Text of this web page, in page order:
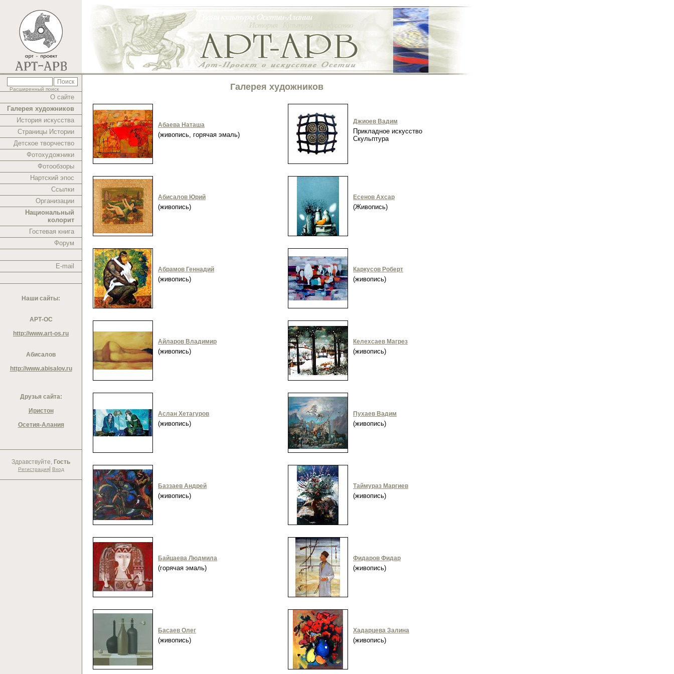
Расширенный поиск
О сайте
Галерея художников
История искусства
Страницы Истории
Детское творчество
Фотохудожники
Фотообзоры
Нартский эпос
Ссылки
Организации
Национальный
колорит
Гостевая книга
Форум
E-mail
Наши сайты:
АРТ-ОС
http://www.art-os.ru
Абисалов
http://www.abisalov.ru
Друзья сайта:
Иристон
Осетия-Алания
Здравствуйте, Гость
Регистрация| Вход
Галерея художников
Абаева Наташа
(живопись, горячая эмаль)
Абисалов Юрий
(живопись)
Абрамов Геннадий
(живопись)
Айларов Владимир
(живопись)
Аслан Хетагуров
(живопись)
Баззаев Андрей
(живопись)
Байцаева Людмила
(горячая эмаль)
Басаев Олег
(живопись)
Джиоев Вадим
Прикладное искусство
Скульптура
Есенов Ахсар
(Живопись)
Каркусов Роберт
(живопись)
Келехсаев Магрез
(живопись)
Пухаев Вадим
(живопись)
Таймураз Маргиев
(живопись)
Фидаров Фидар
(живопись)
Хадарцева Залина
(живопись)